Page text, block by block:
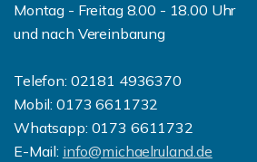
Montag - Freitag 8.00 - 18.00 Uhr
und nach Vereinbarung
Telefon: 02181 4936370
Mobil: 0173 6611732
Whatsapp: 0173 6611732
E-Mail: info@michaelruland.de